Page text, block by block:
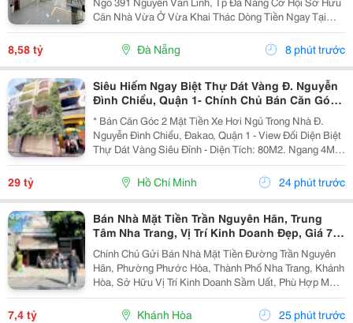
Căn Nhà Vừa Ở Vừa Khai Thác Dòng Tiền Ngay Tại
Trung Tâm Đà Nẵng, Nằm Trên Trục Đường Nguyễn Văn
Linh &Ndash; Một Trong Những Tuyến Phố Sầm Uất Và
8,58 tỷ Đà Nẵng 8 phút trước
Siêu Hiếm Ngay Biệt Thự Dát Vàng Đ. Nguyễn
Đình Chiểu, Quận 1- Chính Chủ Bán Căn Góc
2 Mặt Tiền Hxh - Dt 4M*20M - Xung Quanh Khu
Trí Thức Cao
* Bán Căn Góc 2 Mặt Tiền Xe Hơi Ngủ Trong Nhà Đ.
Nguyễn Đình Chiểu, Đakao, Quận 1 - View Đối Diện Biệt
Thự Dát Vàng Siêu Đỉnh - Diện Tích: 80M2. Ngang 4M *
20M. - Kết Cấu: 3 Tầng Btct. - Chỉ Cách 2 Căn Ra Mặt
Tiền Lớn - Hxh Thông Nguyễn Ảnh Thủ -...
29 tỷ Hồ Chí Minh 24 phút trước
Bán Nhà Mặt Tiền Trần Nguyên Hãn, Trung
Tâm Nha Trang, Vị Trí Kinh Doanh Đẹp, Giá 7,4
Tỷ
Chính Chủ Gửi Bán Nhà Mặt Tiền Đường Trần Nguyên
Hãn, Phường Phước Hòa, Thành Phố Nha Trang, Khánh
Hòa, Sở Hữu Vị Trí Kinh Doanh Sầm Uất, Phù Hợp Mở
Cửa Hàng, Văn Phòng, Showroom Hoặc Đầu Tư Cho
Thuê Lâu Dài. Thông Tin Chi Tiết. - Địa Chỉ: Số...
7,4 tỷ Khánh Hòa 25 phút trước